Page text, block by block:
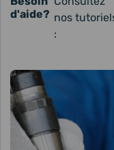
d'aide? nos
: